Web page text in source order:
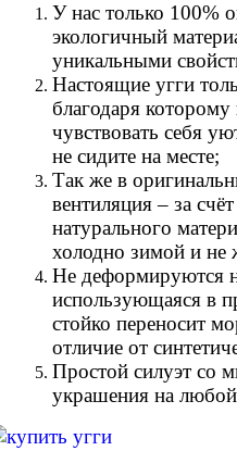
У нас только 100%
экологичный
уникальными
Настоящие угги
благодаря
чувствовать себя
не сидите на месте;
Так же в
вентиляция – за
натурального
холодно зимой и не
Не деформируются
использующаяся в
стойко переносит
отличие от
Простой силуэт со
украшения на